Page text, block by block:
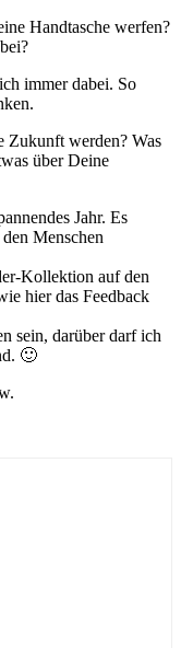
Handtasche werfen?
immer dabei. So
werden? Was
über Deine
Jahr. Es
Menschen
Kollektion auf den
hier das Feedback
sein, darüber darf ich
🙂